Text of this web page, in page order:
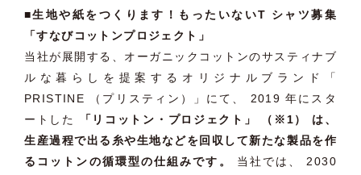
■生地や紙をつくります！もったいないT シャツ募集
「すなびコットンプロジェクト」
当社が展開する、オーガニックコットンのサスティナブ
ルな暮らしを提案するオリジナルブランド「
PRISTINE （プリスティン）」にて、 2019 年にスタ
ートした
「リコットン・プロジェクト」 （※1） は、
生産過程で出る糸や生地などを回収して新たな製品を作
るコットンの循環型の仕組みです。
当社では、 2030